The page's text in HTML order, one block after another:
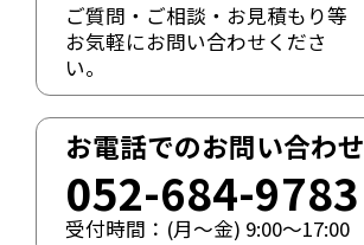
ご質問・ご相談・お見積もり等
お気軽にお問い合わせくださ
い。
お電話でのお問い合わせ
052-684-9783
受付時間：(月〜金) 9:00〜17:00